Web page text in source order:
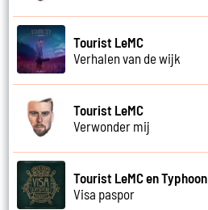
Tourist LeMC
Verhalen van de wijk
Tourist LeMC
Verwonder mij
Tourist LeMC en Typhoon
Visa paspor